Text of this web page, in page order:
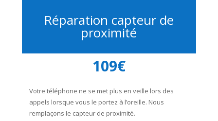
Réparation capteur de
proximité
109€
Votre téléphone ne se met plus en veille lors des
appels lorsque vous le portez à l’oreille. Nous
remplaçons le capteur de proximité.